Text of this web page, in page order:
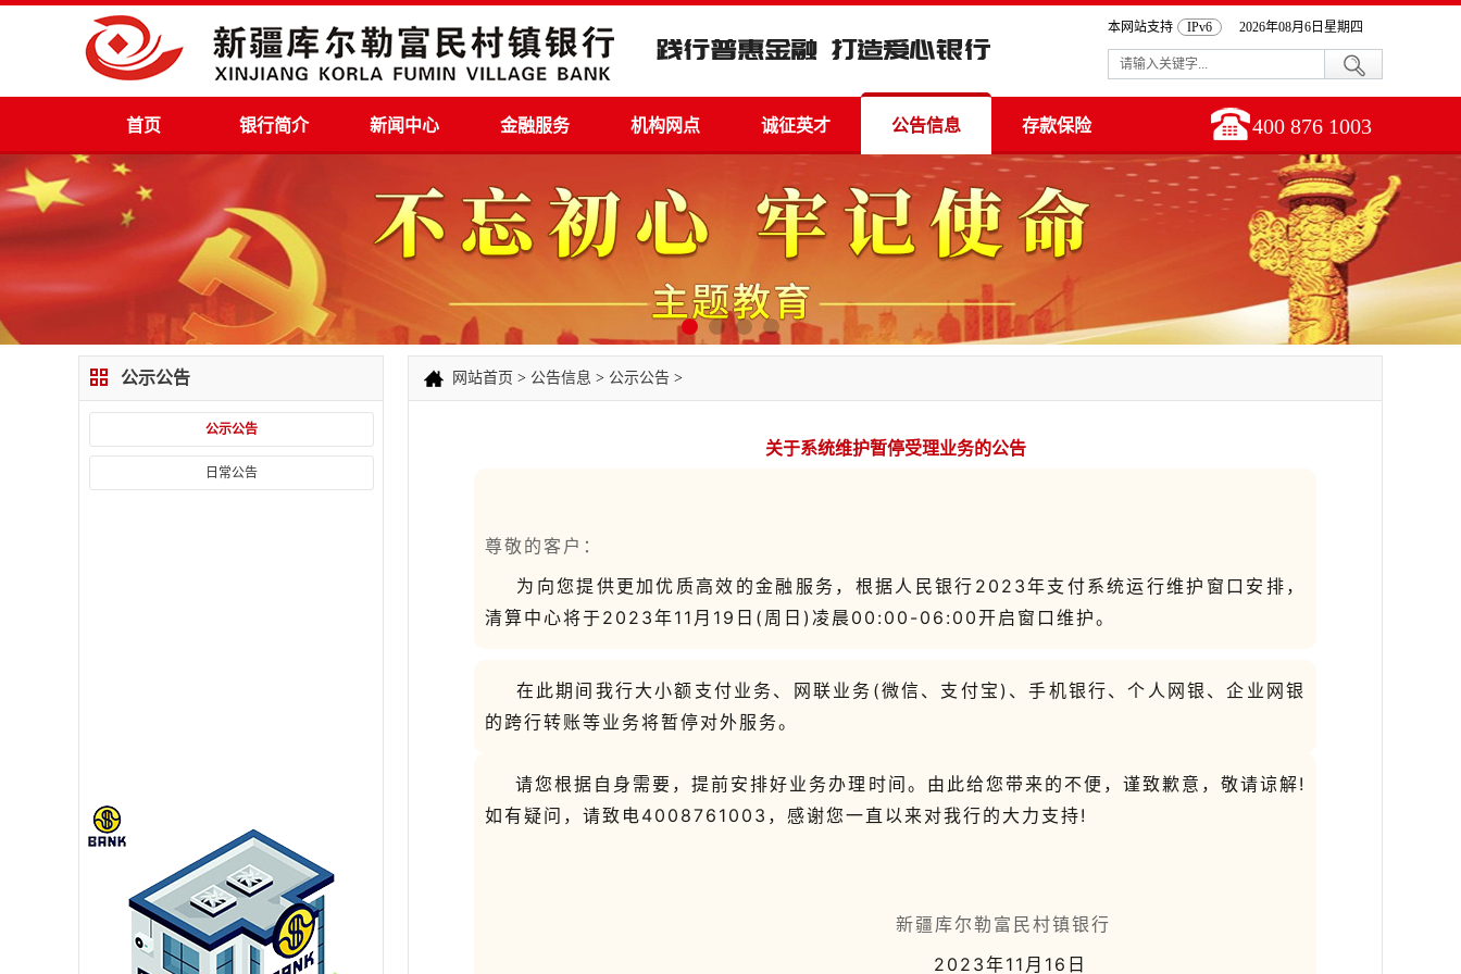
本网站支持 IPv6 2026年08月6日星期四
首页 银行简介 新闻中心 金融服务 机构网点 诚征英才 公告信息 存款保险 400 876 1003
公示公告
公示公告
日常公告
网站首页 > 公告信息 > 公示公告 >
关于系统维护暂停受理业务的公告
尊敬的客户：
为向您提供更加优质高效的金融服务，根据人民银行2023年支付系统运行维护窗口安排，
清算中心将于2023年11月19日(周日)凌晨00:00-06:00开启窗口维护。
在此期间我行大小额支付业务、网联业务(微信、支付宝)、手机银行、个人网银、企业网银
的跨行转账等业务将暂停对外服务。
请您根据自身需要，提前安排好业务办理时间。由此给您带来的不便，谨致歉意，敬请谅解!
如有疑问，请致电4008761003，感谢您一直以来对我行的大力支持!
新疆库尔勒富民村镇银行
2 023年11月16日